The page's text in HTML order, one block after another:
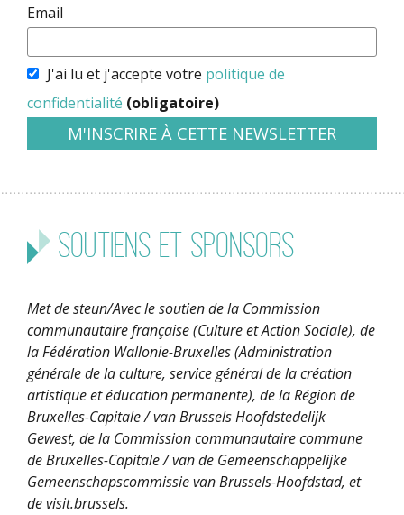
Email
J'ai lu et j'accepte votre politique de
confidentialité (obligatoire)
Soutiens et sponsors
Met de steun/Avec le soutien de la Commission
communautaire française (Culture et Action Sociale), de
la Fédération Wallonie-Bruxelles (Administration
générale de la culture, service général de la création
artistique et éducation permanente), de la Région de
Bruxelles-Capitale / van Brussels Hoofdstedelijk
Gewest, de la Commission communautaire commune
de Bruxelles-Capitale / van de Gemeenschappelijke
Gemeenschapscommissie van Brussels-Hoofdstad, et
de visit.brussels.